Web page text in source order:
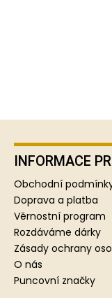
INFORMACE
Obchodní
Doprava a platba
Věrnostní program
Rozdáváme dárky
Zásady ochrany
O nás
Puncovní značky